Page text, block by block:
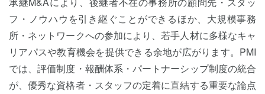
フ・ノウハウを引き継ぐことができるほか、大規模事務
所・ネットワークへの参加により、若手人材に多様なキャ
リアパスや教育機会を提供できる余地が広がります。PMI
では、評価制度・報酬体系・パートナーシップ制度の統合
が、優秀な資格者・スタッフの定着に直結する重要な論点